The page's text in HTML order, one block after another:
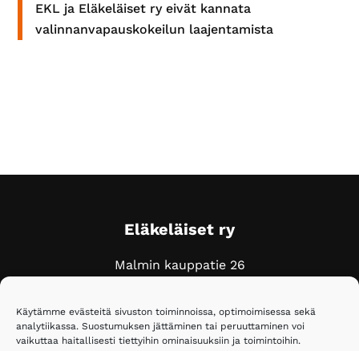
Käytämme evästeitä sivuston toiminnoissa, optimoimisessa sekä
analytiikassa. Suostumuksen jättäminen tai peruuttaminen voi
vaikuttaa haitallisesti tiettyihin ominaisuuksiin ja toimintoihin.
EKL ja Eläkeläiset ry eivät kannata
valinnanvapauskokeilun laajentamista
Eläkeläiset ry
Malmin kauppatie 26
Puh. 020 743 3610